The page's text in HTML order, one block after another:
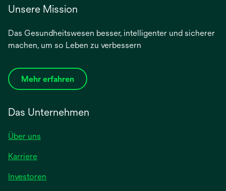
Unsere Mission
Das Gesundheitswesen besser, intelligenter und sicherer
machen, um so Leben zu verbessern
Mehr erfahren
Das Unternehmen
Über uns
Karriere
Investoren